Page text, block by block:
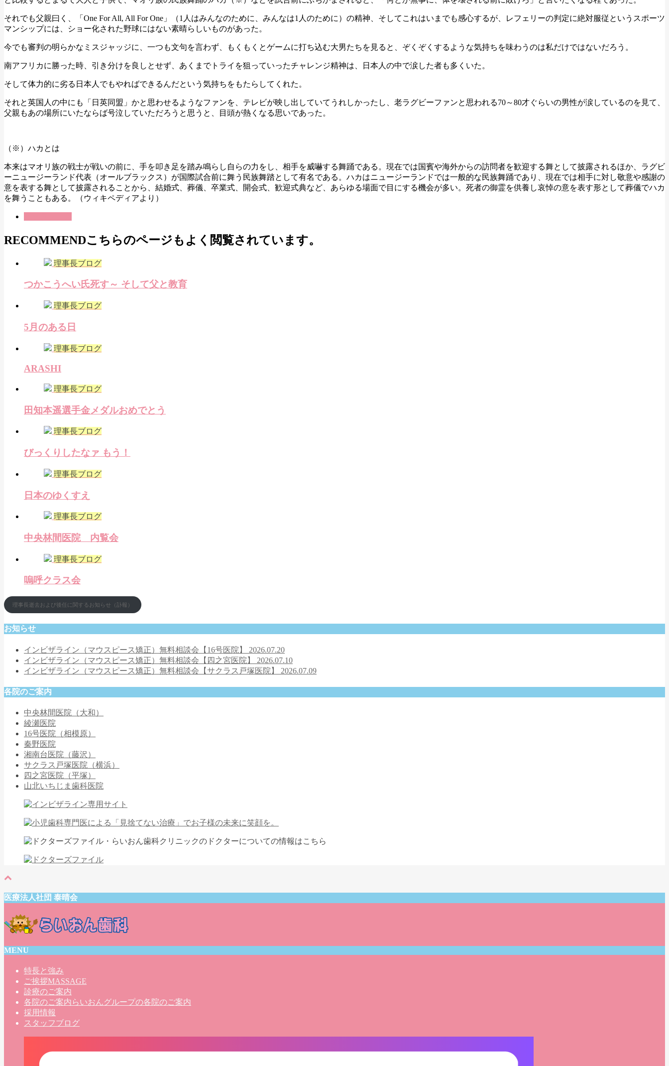
それでも父親曰く、「One For All, All For One」（1人はみんなのために、みんなは1人のために）の精神、そしてこれはいまでも感心するが、レフェリーの判定に絶対服従というスポーツ
マンシップには、ショー化された野球にはない素晴らしいものがあった。
今でも審判の明らかなミスジャッジに、一つも文句を言わず、もくもくとゲームに打ち込む大男たちを見ると、ぞくぞくするような気持ちを味わうのは私だけではないだろう。
南アフリカに勝った時、引き分けを良しとせず、あくまでトライを狙っていったチャレンジ精神は、日本人の中で涙した者も多くいた。
そして体力的に劣る日本人でもやればできるんだという気持ちをもたらしてくれた。
それと英国人の中にも「日英同盟」かと思わせるようなファンを、テレビが映し出していてうれしかったし、老ラグビーファンと思われる70～80才ぐらいの男性が涙しているのを見て、
父親もあの場所にいたならば号泣していただろうと思うと、目頭が熱くなる思いであった。
（※）ハカとは
本来はマオリ族の戦士が戦いの前に、手を叩き足を踏み鳴らし自らの力をし、相手を威嚇する舞踊である。現在では国賓や海外からの訪問者を歓迎する舞として披露されるほか、ラグビ
ーニュージーランド代表（オールブラックス）が国際試合前に舞う民族舞踏として有名である。ハカはニュージーランドでは一般的な民族舞踊であり、現在では相手に対し敬意や感謝の
意を表する舞として披露されることから、結婚式、葬儀、卒業式、開会式、歓迎式典など、あらゆる場面で目にする機会が多い。死者の御霊を供養し哀悼の意を表す形として葬儀でハカ
を舞うこともある。（ウィキペディアより）
RECOMMENDこちらのページもよく閲覧されています。
理事長ブログ
つかこうへい氏死す～ そして父と教育
理事長ブログ
5月のある日
理事長ブログ
ARASHI
理事長ブログ
田知本遥選手金メダルおめでとう
理事長ブログ
びっくりしたなァ もう！
理事長ブログ
日本のゆくすえ
理事長ブログ
中央林間医院 内覧会
理事長ブログ
嗚呼クラス会
理事長逝去および後任に関するお知らせ（訃報）
お知らせ
インビザライン（マウスピース矯正）無料相談会【16号医院】 2026.07.20
インビザライン（マウスピース矯正）無料相談会【四之宮医院】 2026.07.10
インビザライン（マウスピース矯正）無料相談会【サクラス戸塚医院】 2026.07.09
各院のご案内
中央林間医院（大和）
綾瀬医院
16号医院（相模原）
秦野医院
湘南台医院（藤沢）
サクラス戸塚医院（横浜）
四之宮医院（平塚）
山北いちじま歯科医院
医療法人社団 泰晴会
MENU
特長と強み
ご挨拶MASSAGE
診療のご案内
各院のご案内 らいおんグループの各院のご案内
採用情報
スタッフブログ